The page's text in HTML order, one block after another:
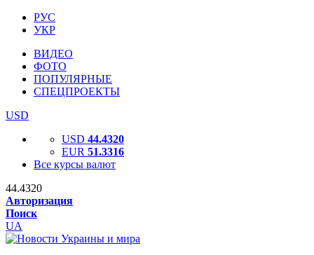
РУС
УКР
ВИДЕО
ФОТО
ПОПУЛЯРНЫЕ
СПЕЦПРОЕКТЫ
USD
USD 44.4320
EUR 51.3316
Все курсы валют
44.4320
Авторизация
Поиск
UA